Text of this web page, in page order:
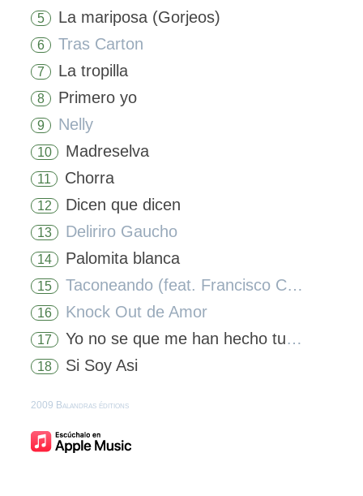
5 La mariposa (Gorjeos)
6 Tras Carton
7 La tropilla
8 Primero yo
9 Nelly
10 Madreselva
11 Chorra
12 Dicen que dicen
13 Deliriro Gaucho
14 Palomita blanca
15 Taconeando (feat. Francisco Canaro)
16 Knock Out de Amor
17 Yo no se que me han hecho tus ojos
18 Si Soy Asi
2009 Balandras éditions